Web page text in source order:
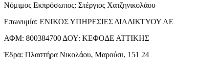
Νόμιμος Εκπρόσωπος: Στέργιος Χατζηνικολάου
Επωνυμία: ΕΝΙΚΟΣ ΥΠΗΡΕΣΙΕΣ ΔΙΑΔΙΚΤΥΟΥ ΑΕ
ΑΦΜ: 800384700 ΔΟΥ: ΚΕΦΟΔΕ ΑΤΤΙΚΗΣ
Έδρα: Πλαστήρα Νικολάου, Μαρούσι, 151 24